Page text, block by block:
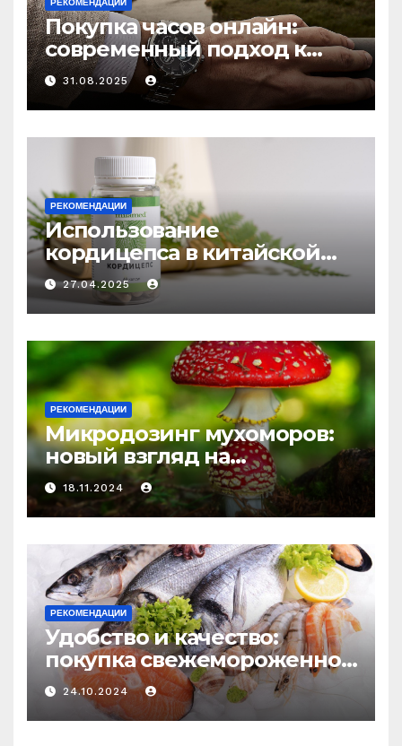
РЕКОМЕНДАЦИИ
Покупка часов онлайн:
современный подход к
выбору аксессуаров
31.08.2025
РЕКОМЕНДАЦИИ
Использование
кордицепса в китайской
медицине: природное
средство против усталости
и истощения
27.04.2025
РЕКОМЕНДАЦИИ
Микродозинг мухоморов:
новый взгляд на
психоделику
18.11.2024
РЕКОМЕНДАЦИИ
Удобство и качество:
покупка свежемороженной
рыбы онлайн
24.10.2024